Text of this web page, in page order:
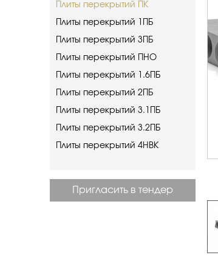
Плиты перекрытий ПК
Плиты перекрытий 1ПБ
Плиты перекрытий 3ПБ
Плиты перекрытий ПНО
Плиты перекрытий 1.6ПБ
Плиты перекрытий 2ПБ
Плиты перекрытий 3.1ПБ
Плиты перекрытий 3.2ПБ
Плиты перекрытий 4НВК
Пригласить в тендер